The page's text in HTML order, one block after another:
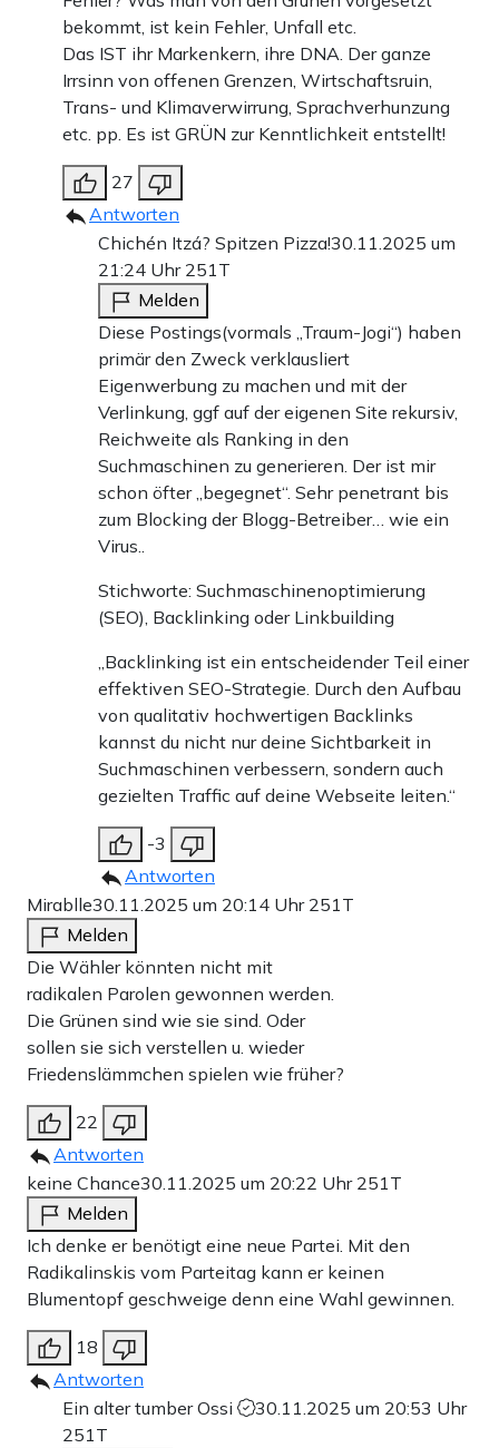
bekommt, ist kein Fehler, Unfall etc.
Das IST ihr Markenkern, ihre DNA. Der ganze
Irrsinn von offenen Grenzen, Wirtschaftsruin,
Trans- und Klimaverwirrung, Sprachverhunzung
etc. pp. Es ist GRÜN zur Kenntlichkeit entstellt!
27
Antworten
Chichén Itzá? Spitzen Pizza!30.11.2025 um
21:24 Uhr 251T
Melden
Diese Postings(vormals „Traum-Jogi“) haben
primär den Zweck verklausliert
Eigenwerbung zu machen und mit der
Verlinkung, ggf auf der eigenen Site rekursiv,
Reichweite als Ranking in den
Suchmaschinen zu generieren. Der ist mir
schon öfter „begegnet“. Sehr penetrant bis
zum Blocking der Blogg-Betreiber… wie ein
Virus..
Stichworte: Suchmaschinenoptimierung
(SEO), Backlinking oder Linkbuilding
„Backlinking ist ein entscheidender Teil einer
effektiven SEO-Strategie. Durch den Aufbau
von qualitativ hochwertigen Backlinks
kannst du nicht nur deine Sichtbarkeit in
Suchmaschinen verbessern, sondern auch
gezielten Traffic auf deine Webseite leiten.“
-3
Antworten
Mirablle30.11.2025 um 20:14 Uhr 251T
Melden
Die Wähler könnten nicht mit
radikalen Parolen gewonnen werden.
Die Grünen sind wie sie sind. Oder
sollen sie sich verstellen u. wieder
Friedenslämmchen spielen wie früher?
22
Antworten
keine Chance30.11.2025 um 20:22 Uhr 251T
Melden
Ich denke er benötigt eine neue Partei. Mit den
Radikalinskis vom Parteitag kann er keinen
Blumentopf geschweige denn eine Wahl gewinnen.
18
Antworten
Ein alter tumber Ossi
30.11.2025 um 20:53 Uhr
251T